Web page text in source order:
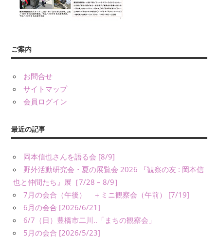
発
表・
ワ
ク
シ
ョ
講
（講
義）
な
ど
に
ご案内
お問合せ
サイトマップ
会員ログイン
最近の記事
岡本信也さんを語る会 [8/9]
野外活動研究会・夏の展覧会 2026 『観察の友 : 岡本信
也と仲間たち』展［7/28 – 8/9］
7月の会合（午後） ＋ミニ観察会（午前） [7/19]
6月の会合 [2026/6/21]
6/7（日）豊橋市二川..「まちの観察会」
5月の会合 [2026/5/23]